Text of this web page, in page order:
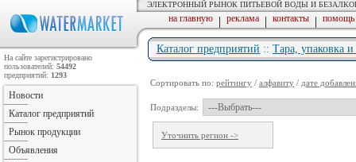
ЭЛЕКТРОННЫЙ РЫНОК ПИТЬЕВОЙ ВОДЫ И
на главную | реклама | контакты | помощь
Каталог предприятий :: Тара, упаковка
Сортировать по: рейтингу / алфавиту / дате
Подразделы:
Уточнить регион ->
На сайте зарегистрировано
пользователей: 54492
предприятий: 1293
Новости
Каталог предприятий
Рынок продукции
Объявления